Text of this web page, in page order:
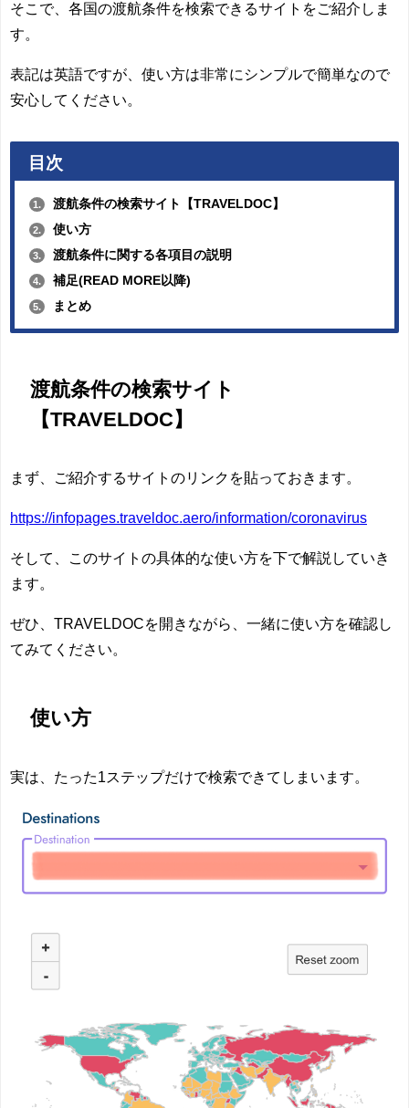
そこで、各国の渡航条件を検索できるサイトをご紹介しま
す。
表記は英語ですが、 使い方は非常にシンプルで簡単 なので
安心してください。
目次
1. 渡航条件の検索サイト【TRAVELDOC】
2. 使い方
3. 渡航条件に関する各項目の説明
4. 補足(READ MORE以降)
5. まとめ
渡航条件の検索サイト
【TRAVELDOC】
まず、ご紹介するサイトのリンクを貼っておきます。
https://infopages.traveldoc.aero/information/coronavirus
そして、このサイトの具体的な使い方を下で解説 していき
ます。
ぜひ、TRAVELDOCを開きながら、一緒に使い方を確認し
てみてください。
使い方
実は、 たった1ステップだけで検索できてしまいます。